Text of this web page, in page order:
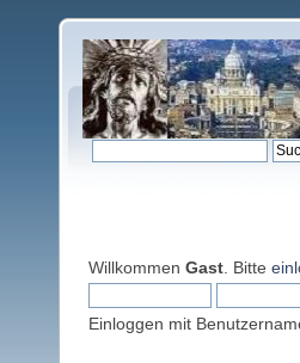
Willkommen Gast . Bitte
Einloggen mit